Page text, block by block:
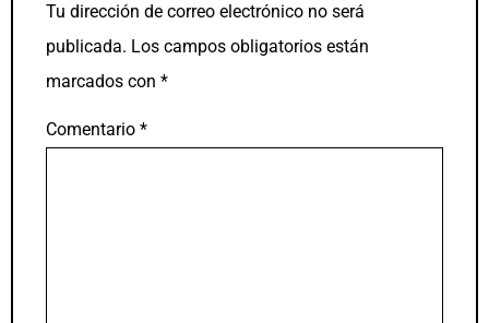
Tu dirección de correo electrónico no será
publicada. Los campos obligatorios están
marcados con *
Comentario *